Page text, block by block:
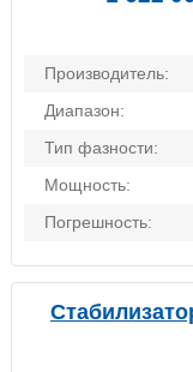
Производитель:
Диапазон:
Тип фазности:
Мощность:
Погрешность: